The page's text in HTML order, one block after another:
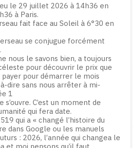
le 29 juillet 2026 à 14h36 en
à Paris.
fait face au Soleil à 6°30 en
se conjugue forcément
nous le savons bien, a toujours
pour découvrir le prix que
pour démarrer le mois
à-dire sans nous arrêter à mi-
1
C’est un moment de
qui fera date.
qui a « changé l’histoire du
dans Google ou les manuels
: 2026, l’année qui changea le
et moi pensons qu’il faut